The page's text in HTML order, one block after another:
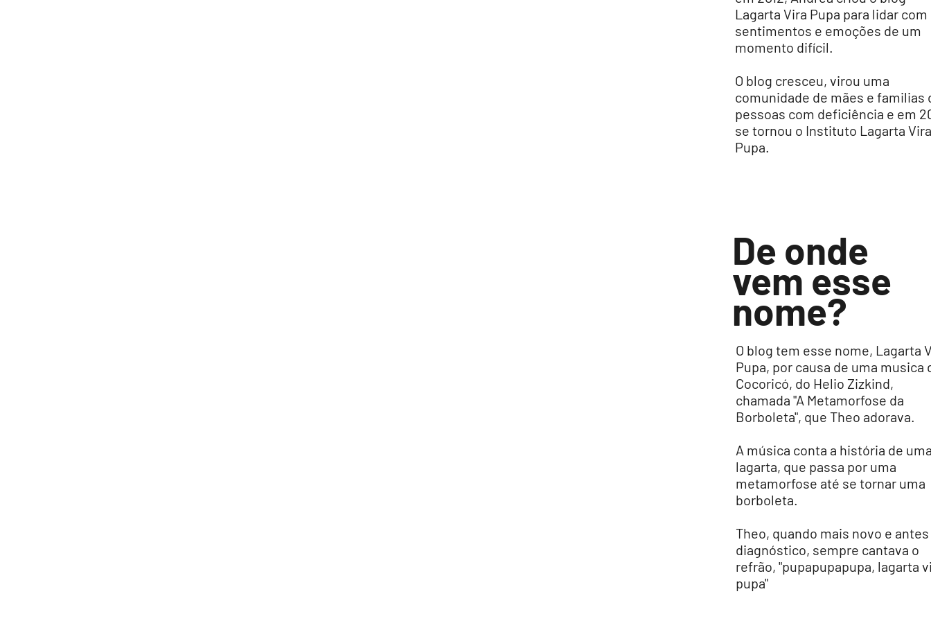
Lagarta Vira Pupa para lidar com
sentimentos e emoções de um
momento difícil.
O blog cresceu, virou uma
comunidade de mães e familias
pessoas com deficiência e em
se tornou o Instituto Lagarta Vira
Pupa.
De onde
vem esse
nome?
O blog tem esse nome, Lagarta
Pupa, por causa de uma musica
Cocoricó, do Helio Zizkind,
chamada "A Metamorfose da
Borboleta", que Theo adorava.
A música conta a história de
lagarta, que passa por uma
metamorfose até se tornar uma
borboleta.
Theo, quando mais novo e
diagnóstico, sempre cantava o
refrão, "pupapupapupa, lagarta
pupa"